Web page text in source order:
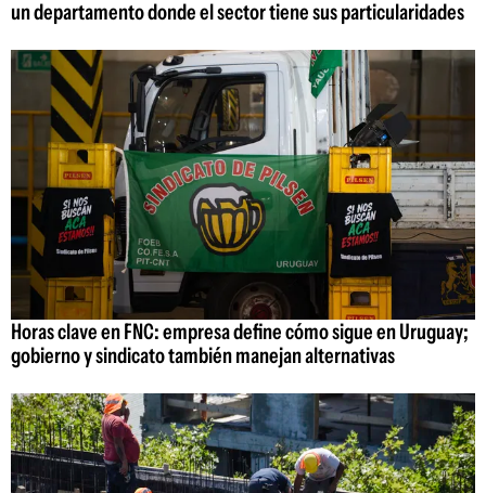
un departamento donde el sector tiene sus particularidades
Horas clave en FNC: empresa define cómo sigue en Uruguay;
gobierno y sindicato también manejan alternativas